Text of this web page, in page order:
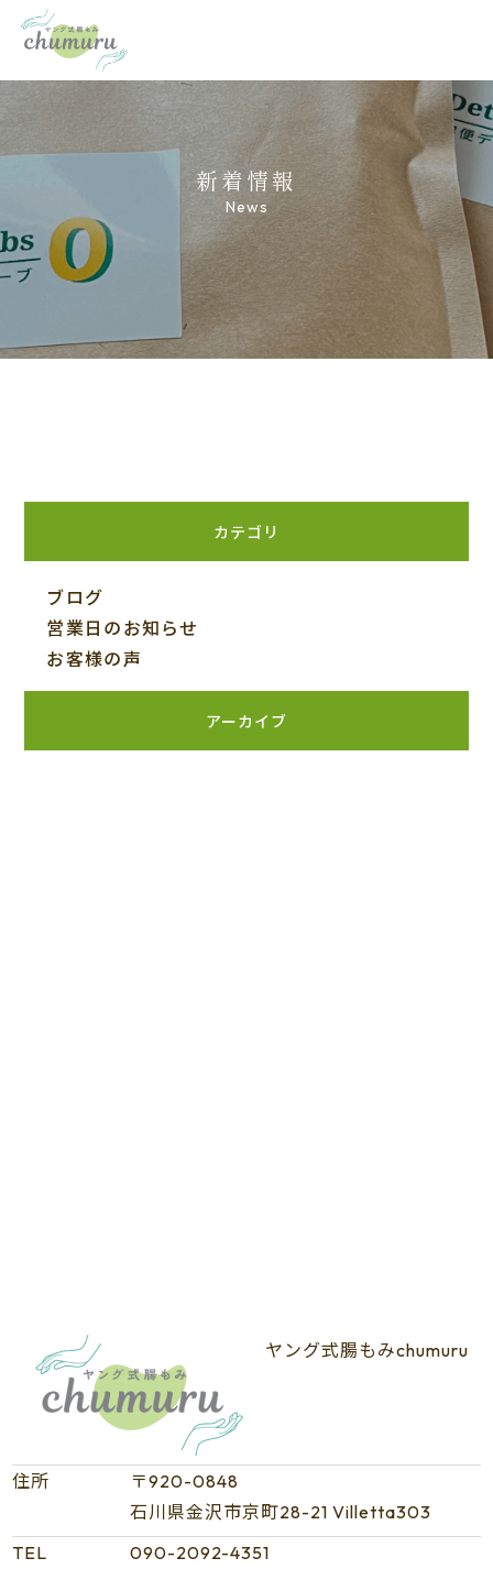
新着情報
News
カテゴリ
ブログ
営業日のお知らせ
お客様の声
アーカイブ
ヤング式腸もみchumuru
住所
〒920-0848
石川県金沢市京町28-21 Villetta303
TEL
090-2092-4351